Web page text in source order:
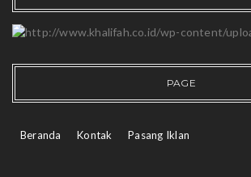
PAGE
Beranda Kontak Pasang Iklan